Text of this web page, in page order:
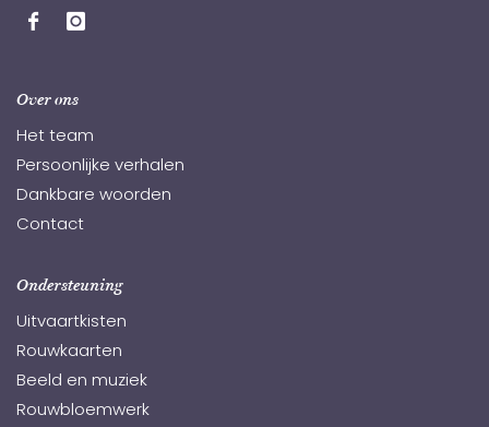
Over ons
Het team
Persoonlijke verhalen
Dankbare woorden
Contact
Ondersteuning
Uitvaartkisten
Rouwkaarten
Beeld en muziek
Rouwbloemwerk